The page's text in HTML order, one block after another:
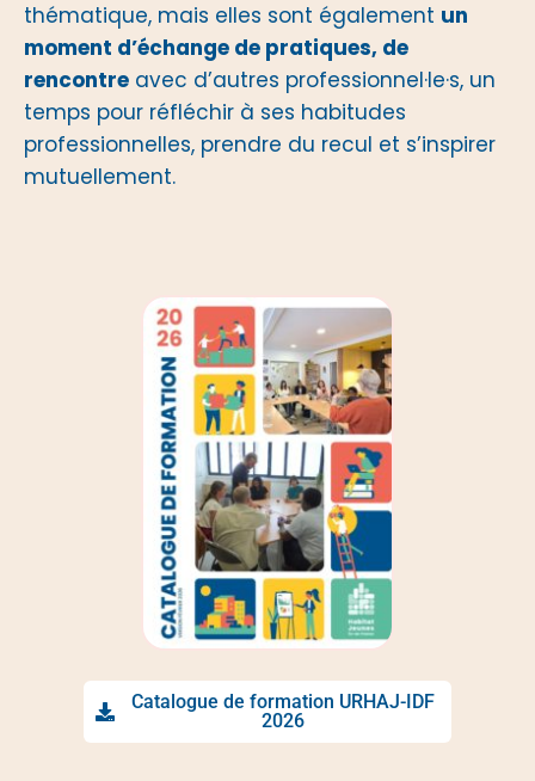
thématique, mais elles sont également un
moment d’échange de pratiques, de
rencontre avec d’autres professionnel·le·s, un
temps pour réfléchir à ses habitudes
professionnelles, prendre du recul et s’inspirer
mutuellement.
Catalogue de formation URHAJ-IDF
2026